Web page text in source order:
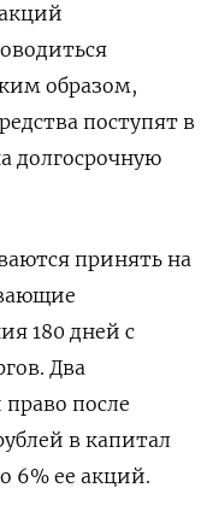
образом,
поступят в
долгосрочную
принять на
180 дней с
Два
после
в капитал
6% ее акций.